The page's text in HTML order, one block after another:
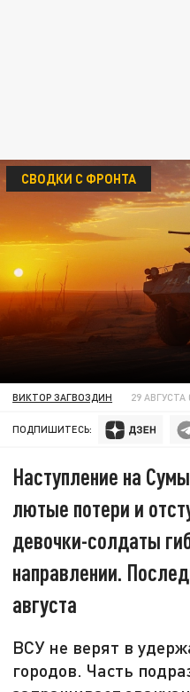
СВОДКИ С ФРОНТА
ВИКТОР ЗАГВОЗДИН 29 АВГУСТА
ПОДПИШИТЕСЬ:
Наступление на
лютые потери и
девочки-солдаты
направлении.
августа
ВСУ не верят в
городов. Часть